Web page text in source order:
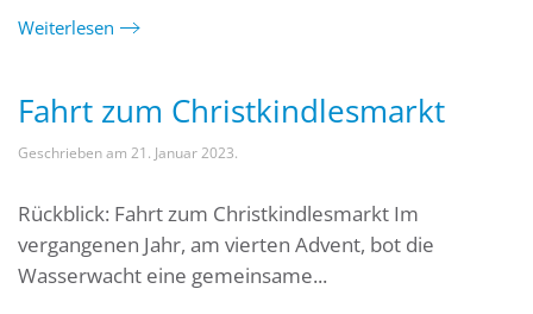
Weiterlesen
Fahrt zum Christkindlesmarkt
Geschrieben am 21. Januar 2023.
Rückblick: Fahrt zum Christkindlesmarkt Im
vergangenen Jahr, am vierten Advent, bot die
Wasserwacht eine gemeinsame...